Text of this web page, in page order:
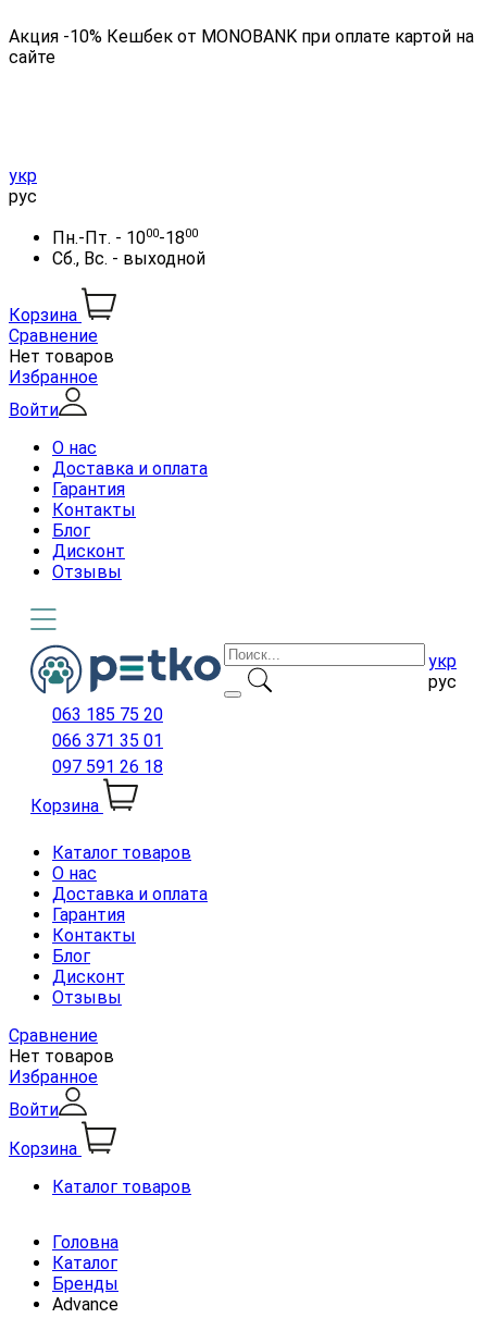
Акция -10% Кешбек от MONOBANK при оплате картой на
сайте
укр
рус
Пн.-Пт. - 1000-1800
Сб., Вс. - выходной
Корзина
Сравнение
Нет товаров
Избранное
Войти
О нас
Доставка и оплата
Гарантия
Контакты
Блог
Дисконт
Отзывы
укр
рус
063 185 75 20
066 371 35 01
097 591 26 18
Корзина
Каталог товаров
О нас
Доставка и оплата
Гарантия
Контакты
Блог
Дисконт
Отзывы
Сравнение
Нет товаров
Избранное
Войти
Корзина
Каталог товаров
Головна
Каталог
Бренды
Advance